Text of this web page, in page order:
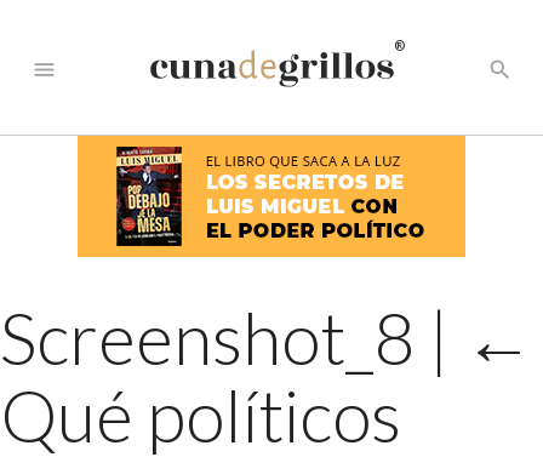
menu
®
search
Screenshot_8 | ←
Qué políticos